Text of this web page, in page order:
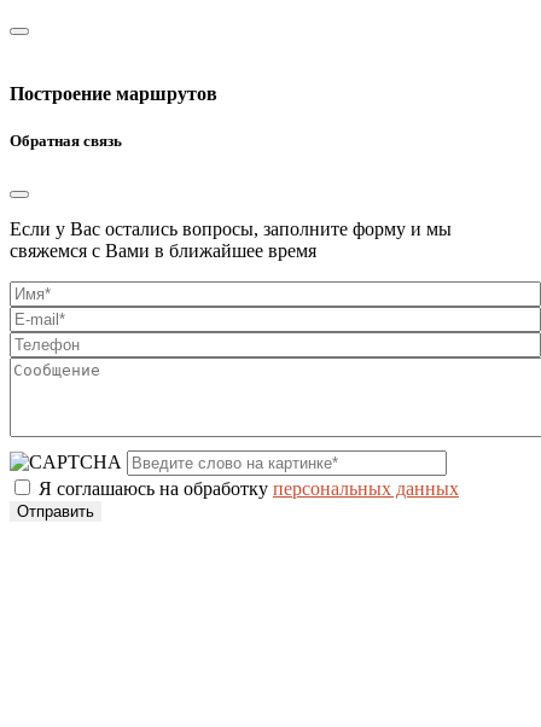
Построение маршрутов
Обратная связь
Если у Вас остались вопросы, заполните форму и мы
свяжемся с Вами в ближайшее время
Я соглашаюсь на обработку персональных данных